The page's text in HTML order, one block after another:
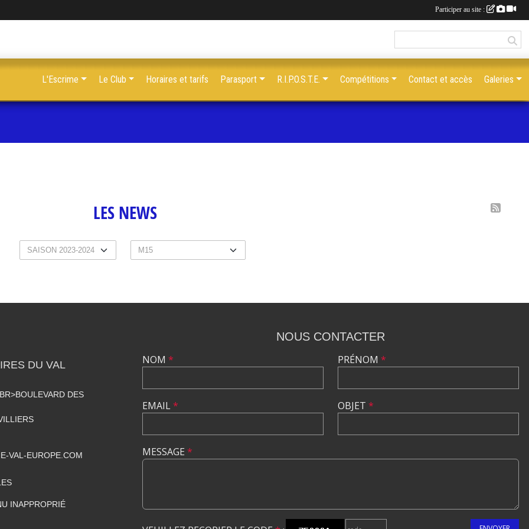
LES NEWS
L'Escrime Le Club Horaires et tarifs Parasport R.I.P.O.S.T.E. Compétitions Contact et accès Galeries
DU VAL
DES
VAL-EUROPE.COM
INAPPROPRIÉ
NOUS CONTACTER
NOM *
EMAIL*
PRÉNOM *
OBJET *
MESSAGE *
Participer au site :